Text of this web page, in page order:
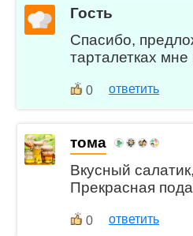
Гость
Спасибо,
тарталетках
0 ответить
тома
Вкусный
Прекрасная
0 ответить